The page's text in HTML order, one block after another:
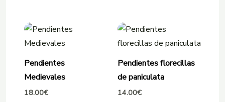
Pendientes
Medievales
18.00€
Pendientes florecillas
de paniculata
14.00€